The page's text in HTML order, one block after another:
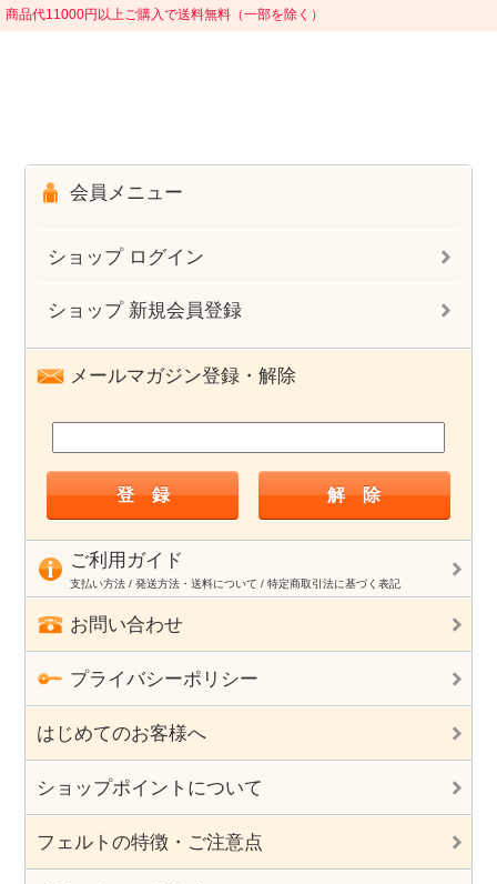
商品代11000円以上ご購入で送料無料（一部を除く）
会員メニュー
ショップ ログイン
ショップ 新規会員登録
メールマガジン登録・解除
ご利用ガイド
支払い方法 / 発送方法・送料について / 特定商取引法に基づく表記
お問い合わせ
プライバシーポリシー
はじめてのお客様へ
ショップポイントについて
フェルトの特徴・ご注意点